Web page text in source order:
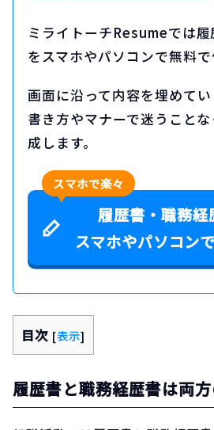
ミライトーチResumeでは
をスマホやパソコンで無料で
画面に沿って内容を埋めて
書き方やマナーで迷うこと
成します。
スマホで楽々
履歴書・職務経
スマホやパソコン
目次 [表示]
履歴書と職務経歴書は両